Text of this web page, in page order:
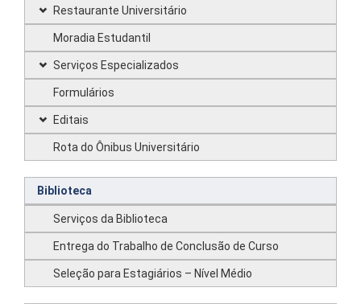
Restaurante Universitário
Moradia Estudantil
Serviços Especializados
Formulários
Editais
Rota do Ônibus Universitário
Biblioteca
Serviços da Biblioteca
Entrega do Trabalho de Conclusão de Curso
Seleção para Estagiários – Nível Médio